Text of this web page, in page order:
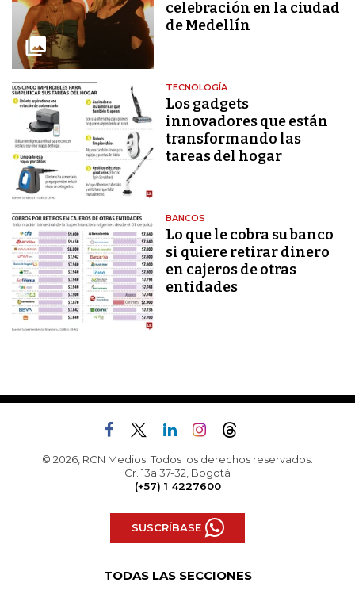
celebración en la ciudad
de Medellín
TECNOLOGÍA
Los gadgets
innovadores que están
transformando las
tareas del hogar
BANCOS
Lo que le cobra su banco
si quiere retirar dinero
en cajeros de otras
entidades
© 2026, RCN Medios. Todos los derechos reservados.
Cr. 13a 37-32, Bogotá
(+57) 1 4227600
SUSCRÍBASE
TODAS LAS SECCIONES